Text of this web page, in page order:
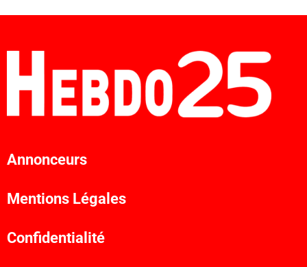
Annonceurs
Mentions Légales
Confidentialité